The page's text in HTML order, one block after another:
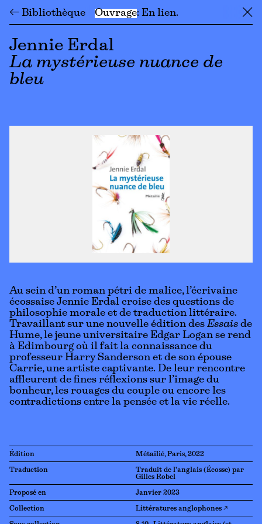
← Bibliothèque Ouvrage En lien ╳
Jennie Erdal
La mystérieuse nuance de
bleu
Au sein d’un roman pétri de malice, l’écrivaine
écossaise Jennie Erdal croise des questions de
philosophie morale et de traduction littéraire.
Travaillant sur une nouvelle édition des Essais de
Hume, le jeune universitaire Edgar Logan se rend
à Edimbourg où il fait la connaissance du
professeur Harry Sanderson et de son épouse
Carrie, une artiste captivante. De leur rencontre
affleurent de fines réflexions sur l’image du
bonheur, les rouages du couple ou encore les
contradictions entre la pensée et la vie réelle.
Édition Métailié, Paris, 2022
Traduction
Traduit de l'anglais (Écosse) par
Gilles Robel
Proposé en Janvier 2023
Collection Littératures anglophones ↗